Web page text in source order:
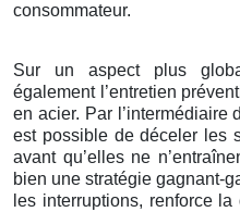
consommateur.
Sur un aspect plus
également l’entretien
en acier. Par l’intermédiaire
est possible de déceler les
avant qu’elles ne
bien une stratégie gagnant-
les interruptions, renforce